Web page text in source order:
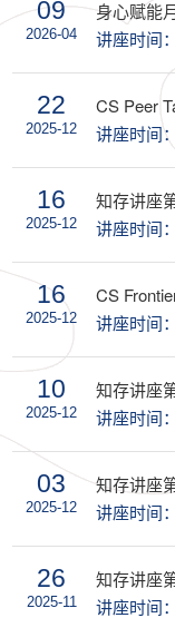
09
2026-04
身心赋能
讲座时间
22
2025-12
CS Peer
讲座时间
16
2025-12
知存讲座
讲座时间
16
2025-12
CS
讲座时间
10
2025-12
知存讲座
讲座时间
03
2025-12
知存讲座
讲座时间
26
2025-11
知存讲座
讲座时间